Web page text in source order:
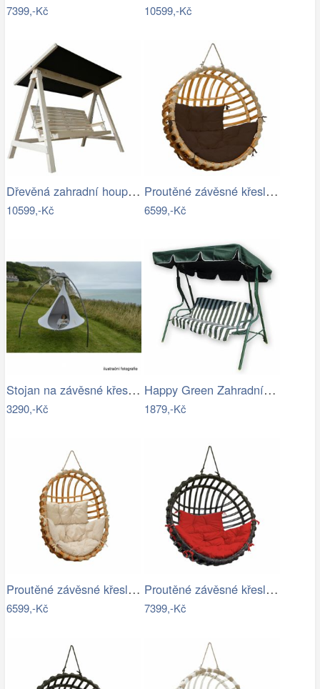
7399,-Kč 10599,-Kč
Dřevěná zahradní houpačka Lucas pro 4…
10599,-Kč
Proutěné závěsné křeslo Elis, přírodní…
6599,-Kč
Stojan na závěsné křeslo HAKI Tempo…
3290,-Kč
Happy Green Zahradní houpačka Stripy II
1879,-Kč
Proutěné závěsné křeslo Lena, přírodní…
6599,-Kč
Proutěné závěsné křeslo Elis, hnědý rám…
7399,-Kč